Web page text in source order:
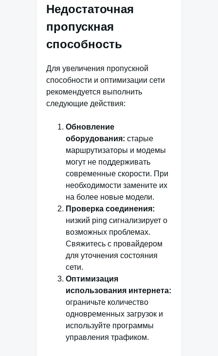
Недостаточная
пропускная
способность
Для увеличения пропускной
способности и оптимизации сети
рекомендуется выполнить
следующие действия:
Обновление
оборудования: старые
маршрутизаторы и модемы
могут не поддерживать
современные скорости. При
необходимости замените их
на более новые модели.
Проверка соединения:
низкий ping сигнализирует о
возможных проблемах.
Свяжитесь с провайдером
для уточнения состояния
сети.
Оптимизация
использования интернета:
ограничьте количество
одновременных загрузок и
используйте программы
управления трафиком.